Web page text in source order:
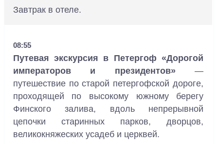
Завтрак в отеле.
08:55
Путевая экскурсия в Петергоф «Дорогой
императоров и президентов»—
путешествие по старой петергофской дороге,
проходящей по высокому южному берегу
Финского залива, вдоль непрерывной
цепочки старинных парков, дворцов,
великокняжеских усадеб и церквей.